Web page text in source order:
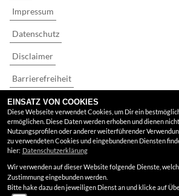
Impressum
Datenschutz
Disclaimer
Barrierefreiheit
EINSATZ VON COOKIES
Diese Webseite verwendet Cookies, um Dir ein
ermöglichen. Diese Daten werden erhoben und dienen
Nutzungsprofilen oder anderer weiterführender
zu verwendeten Cookies und eingebundenen Diensten
hier: Datenschutzerklärung
Wir verwenden auf dieser Website folgende Dienste,
Zustimmung eingebunden werden.
Bitte hake dazu den jeweiligen Dienst an und klicke auf